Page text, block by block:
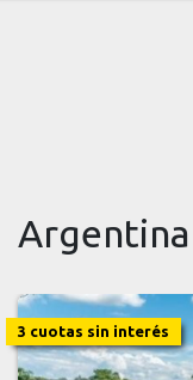
Argentina
3 cuotas sin interés